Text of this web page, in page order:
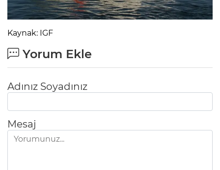
Kaynak: IGF
Yorum Ekle
Adınız Soyadınız
Mesaj